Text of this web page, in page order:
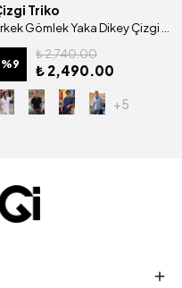
Triko
Erkek Gömlek Yaka Dikey Çizgi Desenli Mısır Pamuğu Merserize Kagi Tişört Klasik Kalıp - 5322
%9
₺ 2,740.00
₺ 2,490.00
+5